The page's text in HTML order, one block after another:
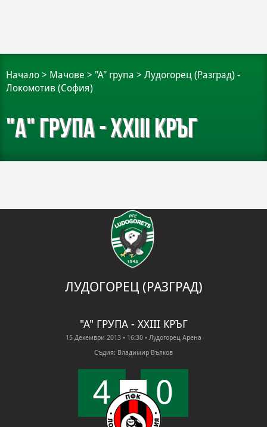
Начало > Мачове > "А" група > Лудогорец (Разград) -
Локомотив (София)
"А" група - XXIII кръг
ЛУДОГОРЕЦ (РАЗГРАД)
"А" ГРУПА - XXIII КРЪГ
15 Декември 2013 • 16:30 • Лудогорец Арена
Съдия: Владимир Вълков
4 FT 0